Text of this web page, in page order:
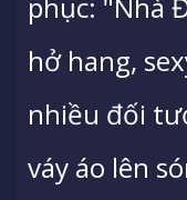
hở hang,
nhiều đối
váy áo lên